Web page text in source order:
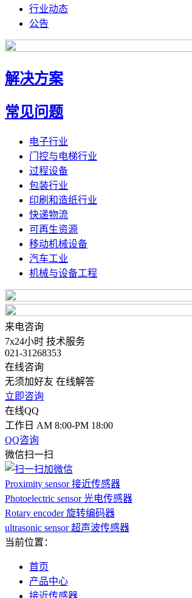
行业动态
公告
解决方案
常见问题
电子行业
门控与电梯行业
过程设备
包装行业
印刷和造纸行业
快递物流
可再生资源
移动机械设备
汽车工业
机械与设备工程
来电咨询
7x24小时 技术服务
021-31268353
在线咨询
无须加好友 在线解答
立即咨询
在线QQ
工作日 AM 8:00-PM 18:00
QQ咨询
微信扫一扫
Proximity sensor 接近传感器
Photoelectric sensor 光电传感器
Rotary encoder 旋转编码器
ultrasonic sensor 超声波传感器
当前位置：
首页
产品中心
接近传感器